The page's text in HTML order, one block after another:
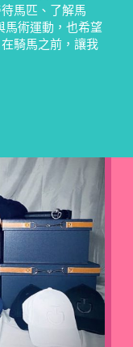
馬匹、了解馬
馬術運動，也希望
騎馬之前，讓我